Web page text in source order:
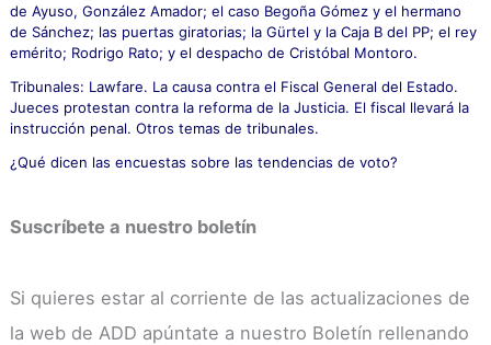
de Ayuso, González Amador; el caso Begoña Gómez y el hermano
de Sánchez; las puertas giratorias; la Gürtel y la Caja B del PP; el rey
emérito; Rodrigo Rato; y el despacho de Cristóbal Montoro.
Tribunales: Lawfare. La causa contra el Fiscal General del Estado.
Jueces protestan contra la reforma de la Justicia. El fiscal llevará la
instrucción penal. Otros temas de tribunales.
¿Qué dicen las encuestas sobre las tendencias de voto?
Suscríbete a nuestro boletín
Si quieres estar al corriente de las actualizaciones de
la web de ADD apúntate a nuestro Boletín rellenando